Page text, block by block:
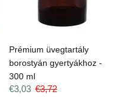
Prémium üvegtartály
borostyán gyertyákhoz -
300 ml
€3,03 €3,72